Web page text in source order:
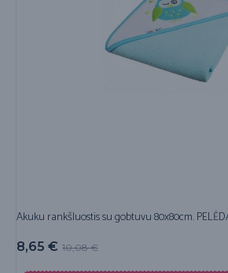
Akuku rankšluostis su gobtuvu 80x80cm.
10,08€
8,65 €